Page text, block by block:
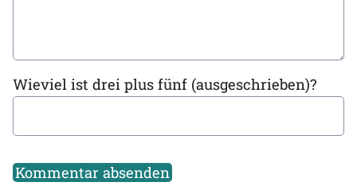
Wieviel ist drei plus fünf (ausgeschrieben)?
Kommentar absenden